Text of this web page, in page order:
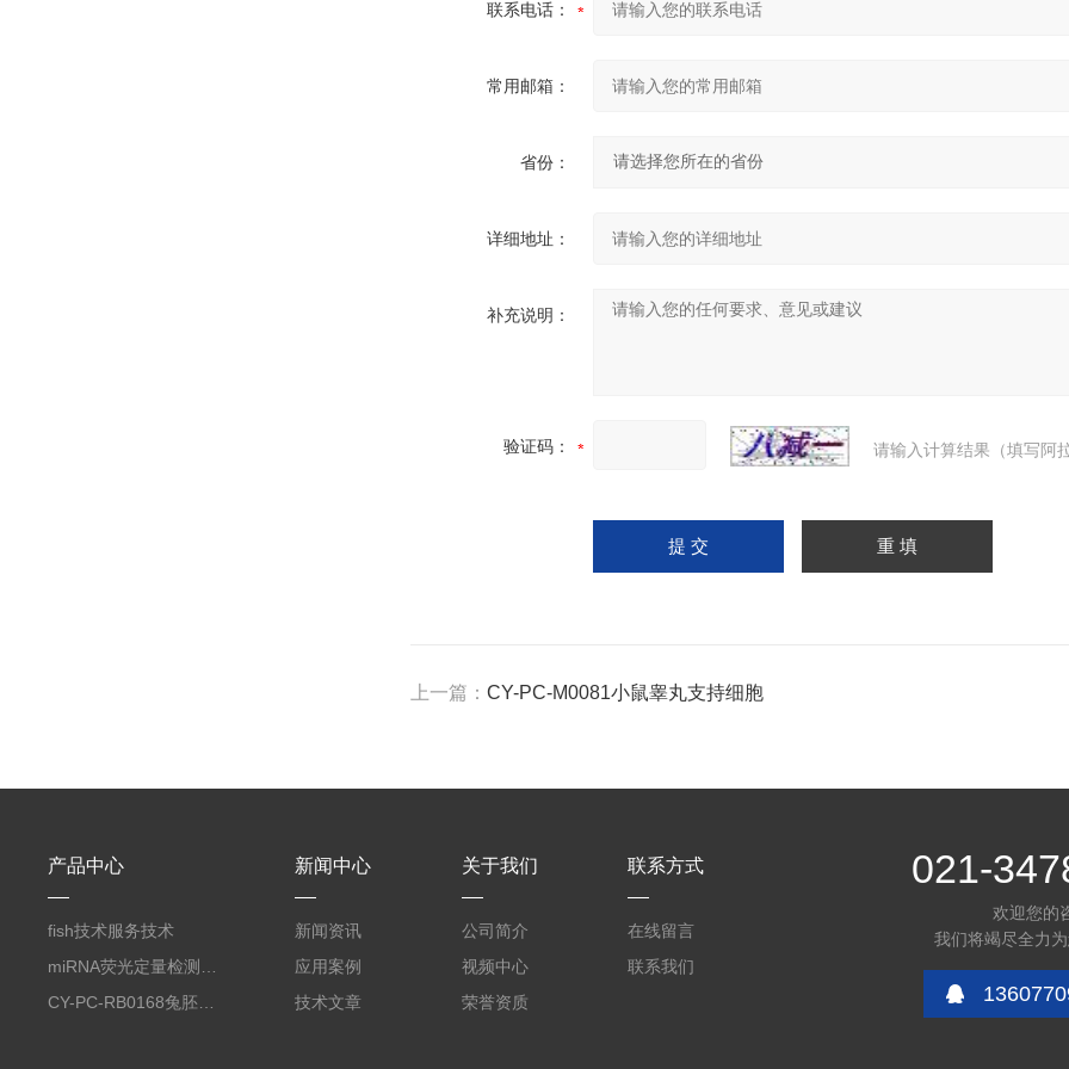
联系电话：
常用邮箱：
省份：
详细地址：
补充说明：
验证码： 请输入计算结果（填写阿
上一篇： CY-PC-M0081小鼠睾丸支持细胞
产品中心
fish技术服务技术
新闻中心
新闻资讯
应用案例
技术文章
关于我们
公司简介
视频中心
荣誉资质
联系方式
在线留言
联系我们
021-
欢迎您的
我们将竭尽全力